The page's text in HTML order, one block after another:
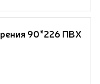
90*226 ПВХ